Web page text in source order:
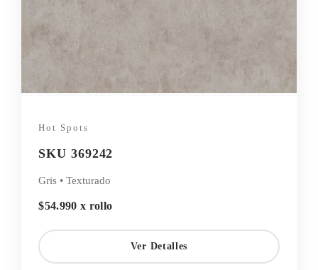
Hot Spots
SKU 369242
Gris • Texturado
$54.990 x rollo
Ver Detalles